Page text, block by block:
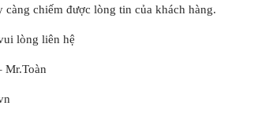
càng chiếm được lòng tin của khách hàng.
lòng liên hệ
Mr.Toàn